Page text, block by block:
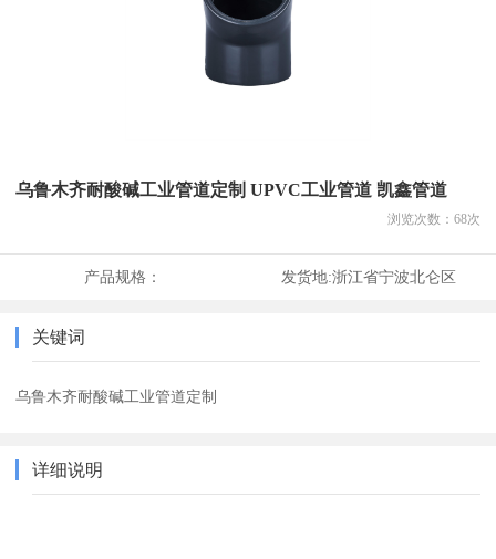
乌鲁木齐耐酸碱工业管道定制 UPVC工业管道 凯鑫管道
浏览次数： 68次
产品规格： 发货地:浙江省宁波北仑区
关键词
乌鲁木齐耐酸碱工业管道定制
详细说明